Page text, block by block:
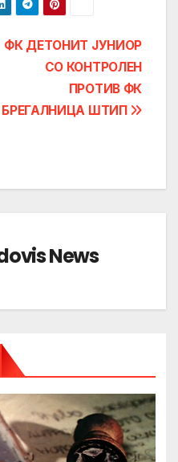
ФК ДЕТОНИТ ЈУНИОР
СО КОНТРОЛЕН
ПРОТИВ ФК
БРЕГАЛНИЦА ШТИП
News